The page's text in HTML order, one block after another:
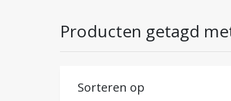
Producten getagd
Sorteren op